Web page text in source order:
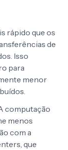
rápido que os
de
Isso
para
menor
computação
menos
com a
que